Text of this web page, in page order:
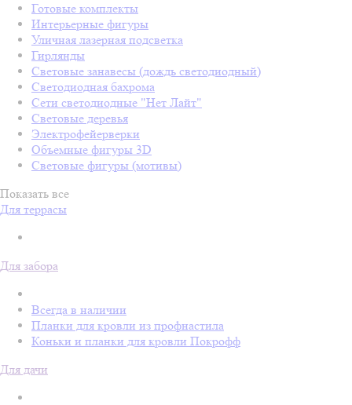
Готовые комплекты
Интерьерные фигуры
Уличная лазерная подсветка
Гирлянды
Световые занавесы (дождь светодиодный)
Светодиодная бахрома
Сети светодиодные "Нет Лайт"
Световые деревья
Электрофейерверки
Объемные фигуры 3D
Световые фигуры (мотивы)
Показать все
Для террасы
Для забора
Всегда в наличии
Планки для кровли из профнастила
Коньки и планки для кровли Покрофф
Для дачи